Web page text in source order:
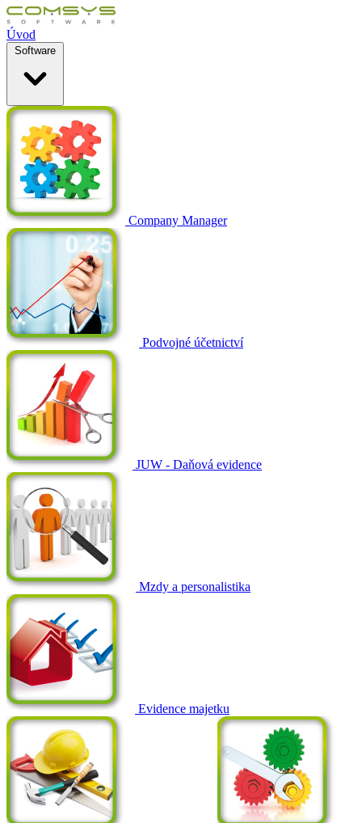
Úvod
Software
Company Manager
Podvojné účetnictví
JUW - Daňová evidence
Mzdy a personalistika
Evidence majetku